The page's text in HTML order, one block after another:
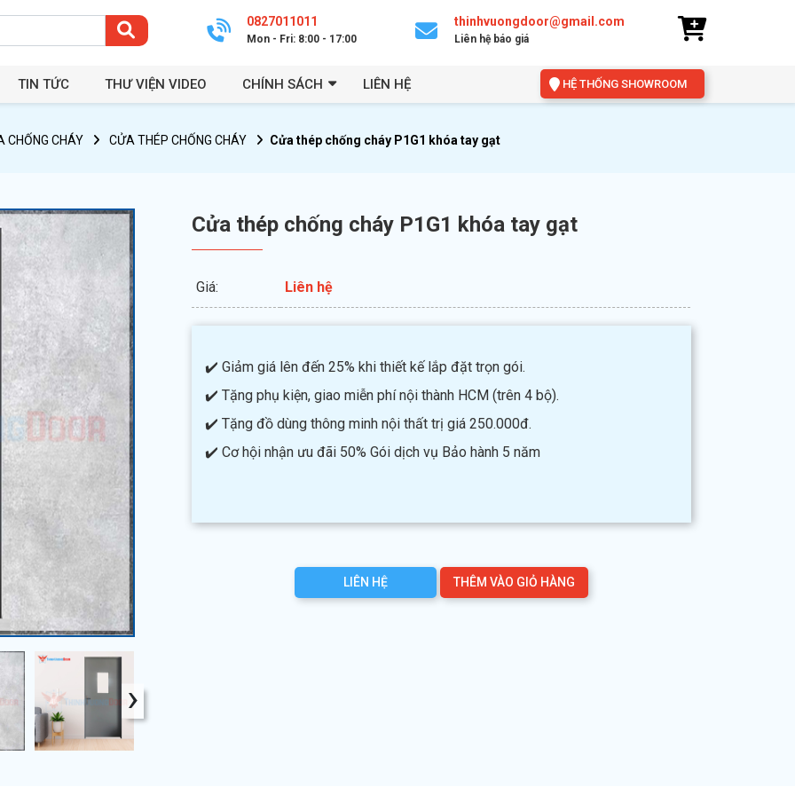
0827011011
Mon - Fri: 8:00 - 17:00
thinhvuongdoor@gmail.com
Liên hệ báo giá
TIN TỨC THƯ VIỆN VIDEO CHÍNH SÁCH LIÊN HỆ HỆ THỐNG SHOWROOM
CHỐNG CHÁY CỬA THÉP CHỐNG CHÁY Cửa thép chống cháy P1G1 khóa tay gạt
›
Cửa thép chống cháy P1G1 khóa tay gạt
Giá: Liên hệ
✔️ Giảm giá lên đến 25% khi thiết kế lắp đặt trọn gói.
✔️ Tặng phụ kiện, giao miễn phí nội thành HCM (trên 4 bộ).
✔️ Tặng đồ dùng thông minh nội thất trị giá 250.000đ.
✔️ Cơ hội nhận ưu đãi 50% Gói dịch vụ Bảo hành 5 năm
LIÊN HỆ THÊM VÀO GIỎ HÀNG